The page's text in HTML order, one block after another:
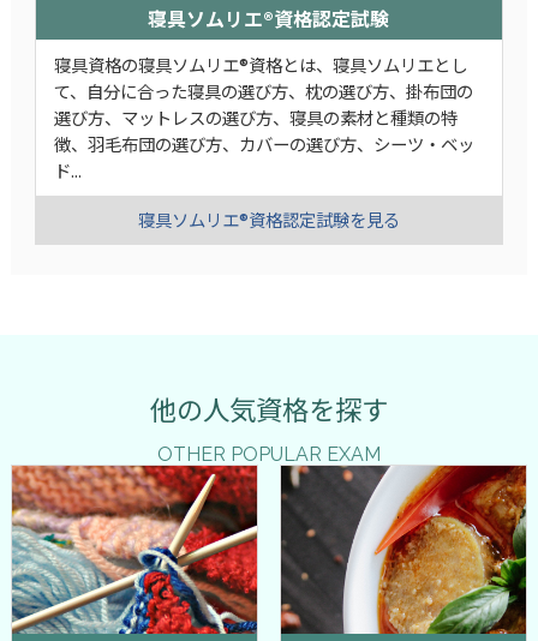
寝具ソムリエ®資格認定試験
寝具資格の寝具ソムリエ®資格とは、寝具ソムリエとし
て、自分に合った寝具の選び方、枕の選び方、掛布団の
選び方、マットレスの選び方、寝具の素材と種類の特
徴、羽毛布団の選び方、カバーの選び方、シーツ・ベッ
ド...
寝具ソムリエ®資格認定試験を見る
他の人気資格を探す
OTHER POPULAR EXAM